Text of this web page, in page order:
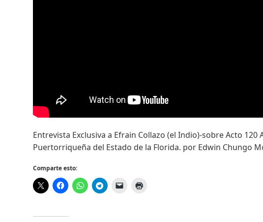
Entrevista Exclusiva a Efrain Collazo (el Indio)-sobre Acto
Puertorriqueña del Estado de la Florida. por Edwin Chungo
Comparte esto: